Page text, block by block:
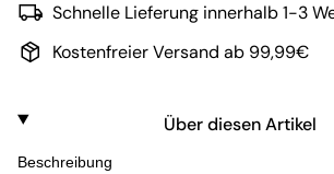
Schnelle Lieferung innerhalb 1-3
Kostenfreier Versand ab 99,99€
Über diesen Artikel
Beschreibung